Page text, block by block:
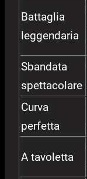
Battaglia
leggendaria
Sbandata
spettacolare
Curva
perfetta
A tavoletta